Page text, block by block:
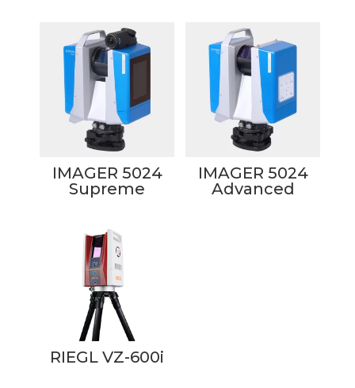
IMAGER 5024
Supreme
IMAGER 5024
Advanced
RIEGL VZ-600i